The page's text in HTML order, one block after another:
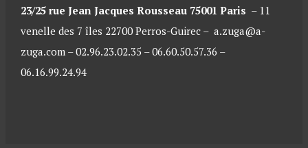
23/25 rue Jean Jacques Rousseau 75001 Paris – 11
venelle des 7 îles 22700 Perros-Guirec – a.zuga@a-
zuga.com – 02.96.23.02.35 – 06.60.50.57.36 –
06.16.99.24.94